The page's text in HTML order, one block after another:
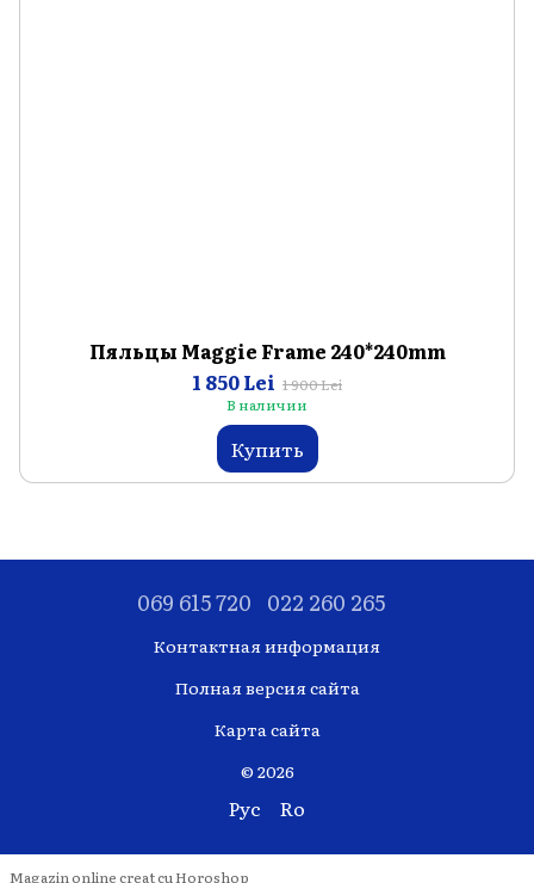
Пяльцы Maggie Frame 240*240mm
1 850 Lei 1 900 Lei
В наличии
Купить
069 615 720 022 260 265
Контактная информация
Полная версия сайта
Карта сайта
© 2026
Рус Ro
Magazin online creat cu Horoshop